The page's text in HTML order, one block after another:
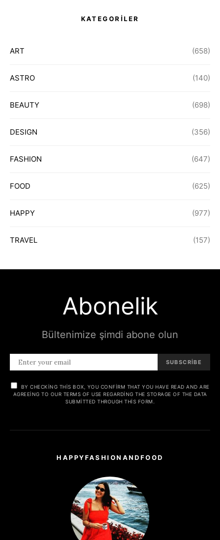
KATEGORİLER
ART (658)
ASTRO (140)
BEAUTY (698)
DESIGN (356)
FASHION (647)
FOOD (625)
HAPPY (977)
TRAVEL (157)
Abonelik
Bültenimize şimdi abone olun
SUBSCRIBE
BY CHECKING THIS BOX, YOU CONFIRM THAT YOU HAVE READ AND ARE
AGREEING TO OUR TERMS OF USE REGARDING THE STORAGE OF THE DATA
SUBMITTED THROUGH THIS FORM.
HAPPYFASHIONANDFOOD